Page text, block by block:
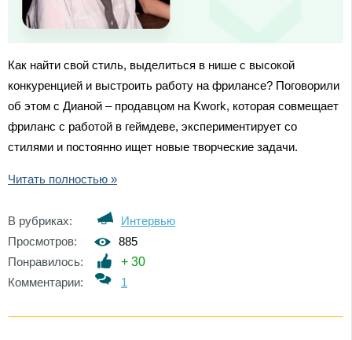
Как найти свой стиль, выделиться в нише с высокой
конкуренцией и выстроить работу на фрилансе? Поговорили
об этом с Дианой – продавцом на Kwork, которая совмещает
фриланс с работой в геймдеве, экспериментирует со
стилями и постоянно ищет новые творческие задачи.
Читать полностью »
В рубриках:
Интервью
Просмотров:
885
Понравилось:
+ 30
Комментарии:
1